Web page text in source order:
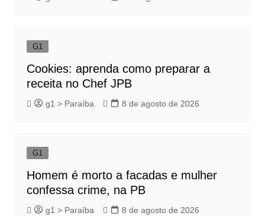
G1
Cookies: aprenda como preparar a
receita no Chef JPB
g1 > Paraíba 8 de agosto de 2026
G1
Homem é morto a facadas e mulher
confessa crime, na PB
g1 > Paraíba 8 de agosto de 2026